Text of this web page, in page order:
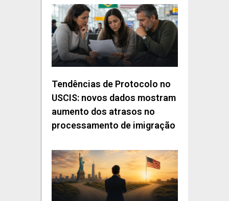
Tendências de Protocolo no
USCIS: novos dados mostram
aumento dos atrasos no
processamento de imigração